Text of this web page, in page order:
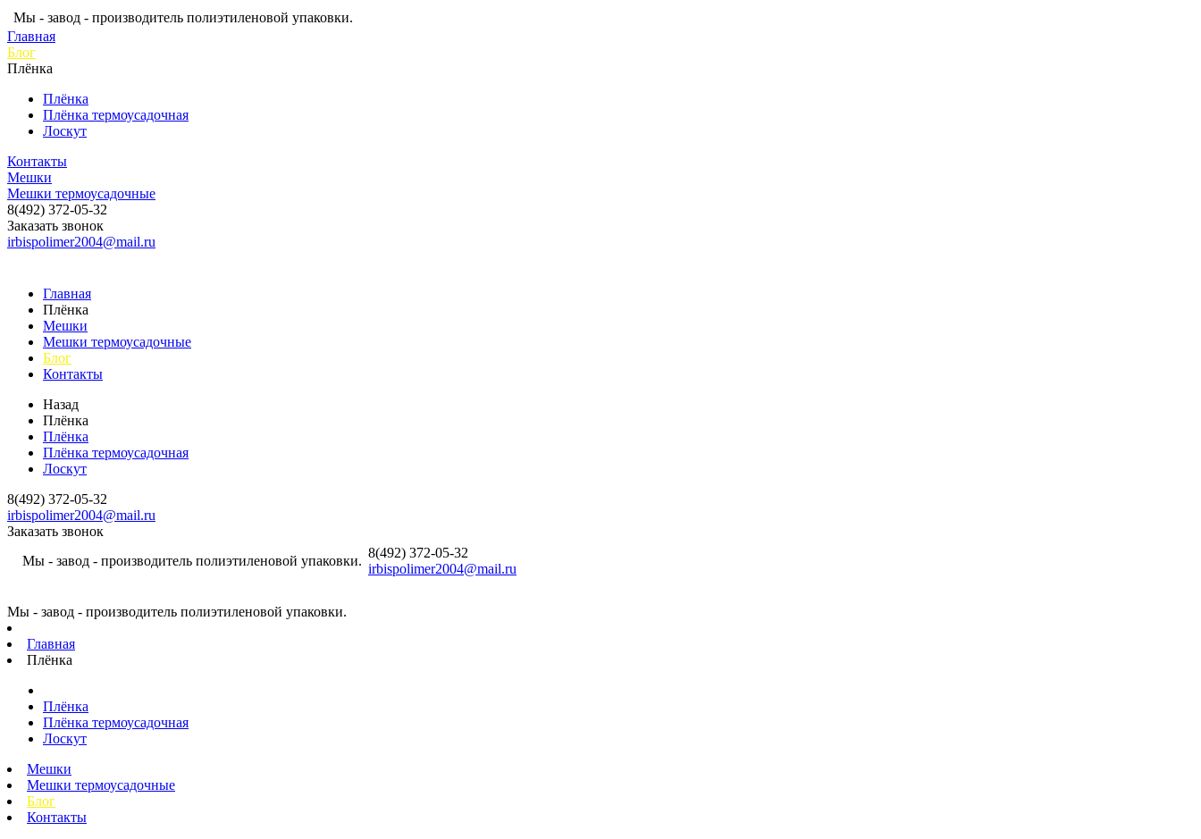
Мы - завод - производитель полиэтиленовой упаковки.
Главная
Блог
Плёнка
Плёнка
Плёнка термоусадочная
Лоскут
Контакты
Мешки
Мешки термоусадочные
8(492) 372-05-32
Заказать звонок
irbispolimer2004@mail.ru
Главная
Плёнка
Мешки
Мешки термоусадочные
Блог
Контакты
Назад
Плёнка
Плёнка
Плёнка термоусадочная
Лоскут
8(492) 372-05-32
irbispolimer2004@mail.ru
Заказать звонок
Мы - завод - производитель полиэтиленовой упаковки.
8(492) 372-05-32
irbispolimer2004@mail.ru
Мы - завод - производитель полиэтиленовой упаковки.
Главная
Плёнка
Плёнка
Плёнка термоусадочная
Лоскут
Мешки
Мешки термоусадочные
Блог
Контакты